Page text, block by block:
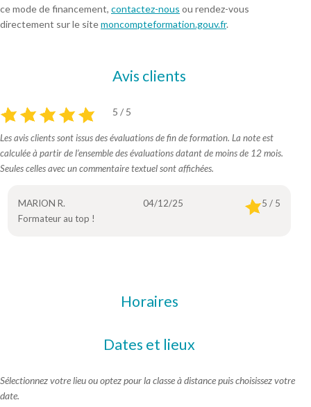
ce mode de financement, contactez-nous ou rendez-vous
directement sur le sitemoncompteformation.gouv.fr.
Avis clients
5 / 5
Les avis clients sont issus des évaluations de fin de formation. La note est
calculée à partir de l’ensemble des évaluations datant de moins de 12 mois.
Seules celles avec un commentaire textuel sont affichées.
MARION R. 04/12/25
5 / 5
Formateur au top !
Horaires
Dates et lieux
Sélectionnez votre lieu ou optez pour la classe à distance puis choisissez votre
date.